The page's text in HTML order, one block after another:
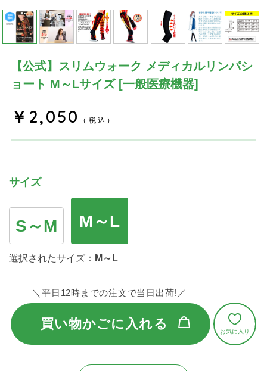
【公式】スリムウォーク メディカルリンパシ
ョート M～Lサイズ [一般医療機器]
＼平日12時までの注文で当日出荷!／
￥2,050 （税込）
サイズ
S～M M～L
選択されたサイズ： M～L
買い物かごに入れる